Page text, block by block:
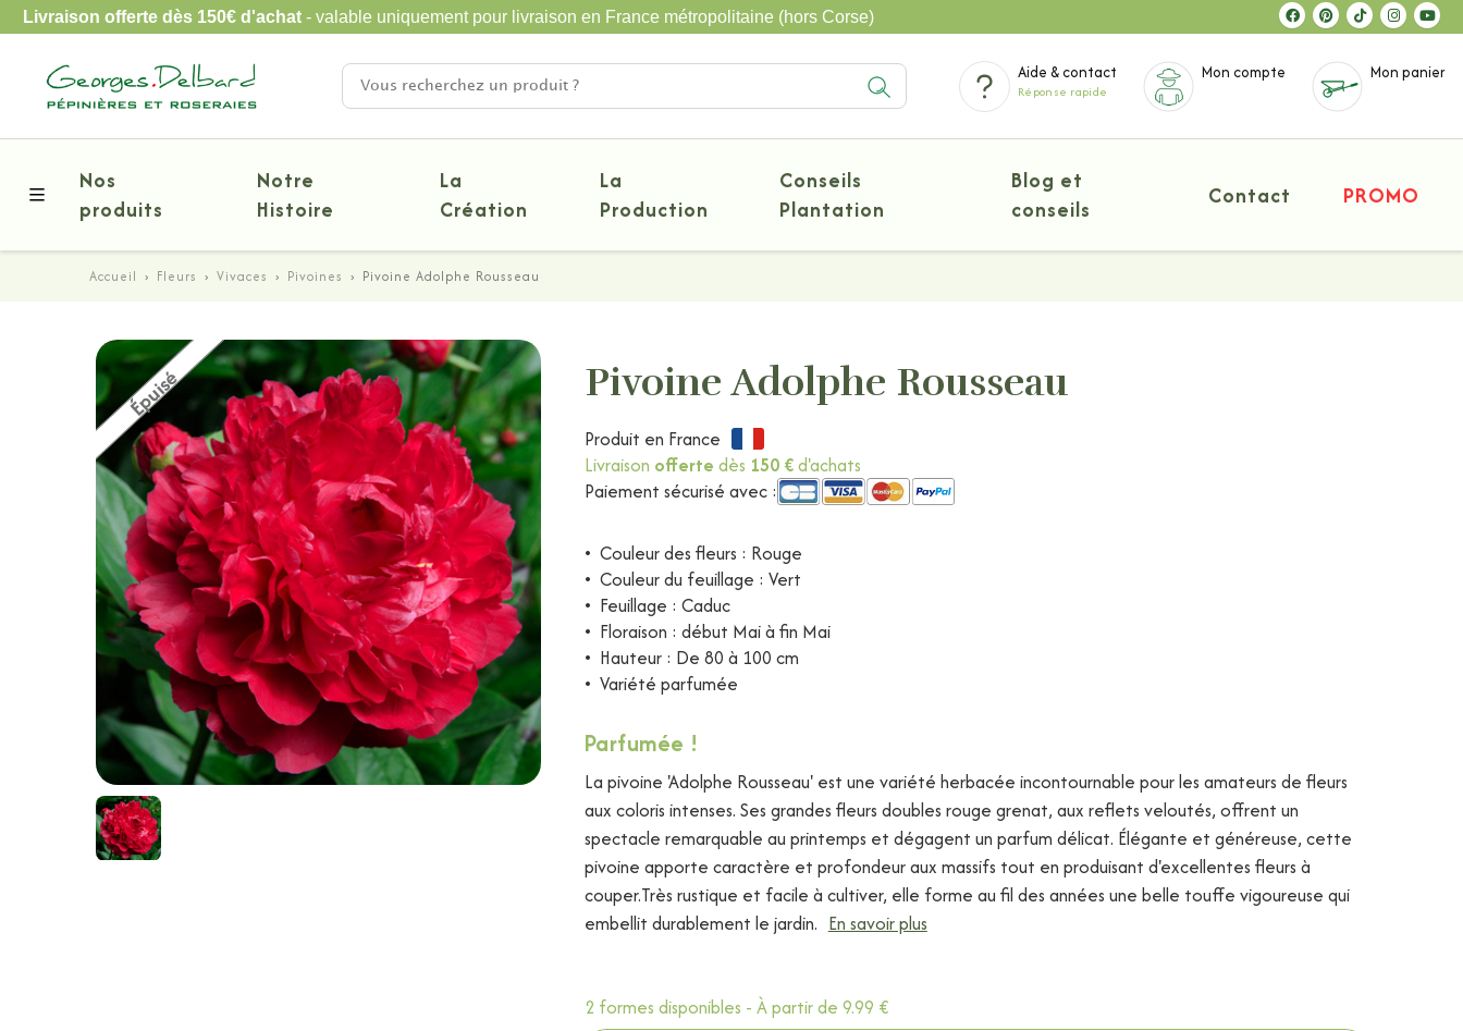
Livraison offerte dès 150€ d'achat - valable uniquement pour livraison en France métropolitaine (hors Corse)
Aide & contact
Réponse rapide
Mon compte Mon panier
Nos
produits
Notre
Histoire
La
Création
La
Production
Conseils
Plantation
Blog et
conseils
Contact PROMO
Accueil › Fleurs › Vivaces › Pivoines › Pivoine Adolphe Rousseau
Épuisé Pivoine Adolphe Rousseau
Produit en France
Livraison offerte dès 150 €d'achats
Paiement sécurisé avec :
• Couleur des fleurs : Rouge
• Couleur du feuillage : Vert
• Feuillage : Caduc
• Floraison : début Mai à fin Mai
• Hauteur : De 80 à 100 cm
• Variété parfumée
Parfumée !
La pivoine 'Adolphe Rousseau' est une variété herbacée incontournable pour les amateurs de fleurs
aux coloris intenses. Ses grandes fleurs doubles rouge grenat, aux reflets veloutés, offrent un
spectacle remarquable au printemps et dégagent un parfum délicat. Élégante et généreuse, cette
pivoine apporte caractère et profondeur aux massifs tout en produisant d'excellentes fleurs à
couper.Très rustique et facile à cultiver, elle forme au fil des années une belle touffe vigoureuse qui
embellit durablement le jardin. En savoir plus
2 formes disponibles - À partir de 9.99 €